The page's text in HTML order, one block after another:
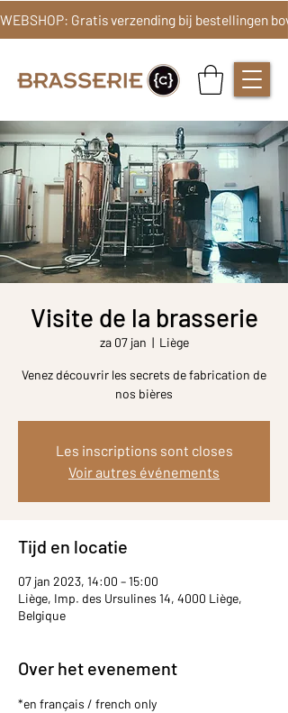
Visite de la brasserie
za 07 jan
  |
Liège
Venez découvrir les secrets de fabrication de
nos bières
Les inscriptions sont closes
Voir autres événements
Tijd en locatie
07 jan 2023, 14:00 – 15:00
Liège, Imp. des Ursulines 14, 4000 Liège,
Belgique
Over het evenement
*en français / french only